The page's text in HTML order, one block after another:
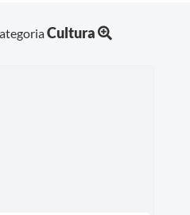
Cultura